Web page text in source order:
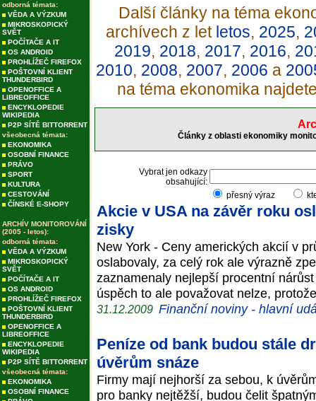
odborná témata:
VĚDA A VÝZKUM
MIKROSKOPICKÝ
SVĚT
POČÍTAČE A IT
OS ANDROID
PROHLÍŽEČ FIREFOX
POŠTOVNÍ KLIENT
THUNDERBIRD
OPENOFFICE A
LIBREOFFICE
ENCYKLOPEDIE
WIKIPEDIA
P2P SÍTĚ BITTORRENT
všeobecná témata:
EKONOMIKA
OSOBNÍ FINANCE
PRÁVO
SPORT
KULTURA
CESTOVÁNÍ
ČÍNSKÉ E-SHOPY
ARCHÍV MONITOROVÁNÍ
(2005 - letos):
odborná témata:
VĚDA A VÝZKUM
MIKROSKOPICKÝ
SVĚT
POČÍTAČE A IT
OS ANDROID
PROHLÍŽEČ FIREFOX
POŠTOVNÍ KLIENT
THUNDERBIRD
OPENOFFICE A
LIBREOFFICE
ENCYKLOPEDIE
WIKIPEDIA
P2P SÍTĚ BITTORRENT
všeobecná témata:
EKONOMIKA
OSOBNÍ FINANCE
Další články na téma
archívech z let letos, 2025,
2019, 2018, 2017, 2016,
2010, 2008, 2007, 2006 a
na téma ekonomika
Články z oblasti ekonomiky
Vybrat jen odkazy
obsahující:
přesný výraz
Akcie v USA na závěr roku
zisky
New York - Ceny amerických akcií v
oslabovaly, za celý rok ale výrazně
zaznamenaly nejlepší procentní
úspěch to ale považovat nelze,
31.12.2009 Finanční noviny - hlavní
Peníze od bank budou stále
úvěrům snáze
Firmy mají nejhorší za sebou, k
pro banky nejtěžší, budou čelit